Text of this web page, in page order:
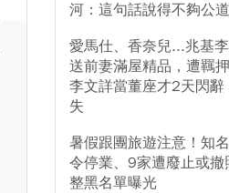
河：這句話說得不夠公道
愛馬仕、香奈兒...兆基
送前妻滿屋精品，遭羈
李文詳當董座才2天閃
失
暑假跟團旅遊注意！知
令停業、9家遭廢止或
整黑名單曝光